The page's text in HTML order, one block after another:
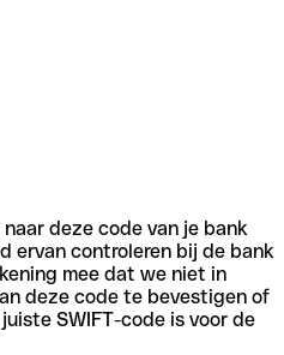
deze code van je bank
ervan controleren bij de bank
mee dat we niet in
deze code te bevestigen of
SWIFT-code is voor de